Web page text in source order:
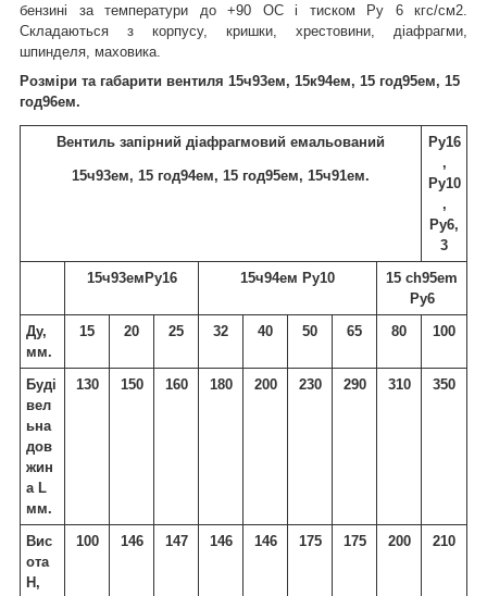
бензині за температури до +90 ОС і тиском Ру 6 кгс/см2.
Складаються з корпусу, кришки, хрестовини, діафрагми,
шпинделя, маховика.
Розміри та габарити вентиля 15ч93ем, 15к94ем, 15 год95ем, 15
год96ем.
Вентиль запірний діафрагмовий емальований
15ч93ем, 15 год94ем, 15 год95ем, 15ч91ем.
Ру16
,
Ру10
,
Ру6,
3
15ч93емРу16
15ч94ем Ру10
15 ch95em
Ру6
Ду,
мм.
15 20 25 32 40 50 65 80 100
Буді
вел
ьна
дов
жин
а L
мм.
130 150 160 180 200 230 290 310 350
Вис
ота
Н,
100 146 147 146 146 175 175 200 210